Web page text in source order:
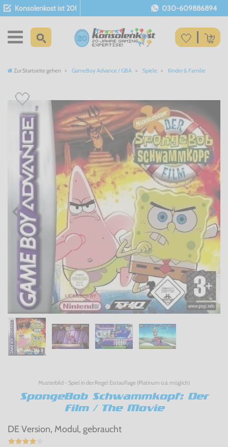
Konsolenkost ist 20! 030-609886894
Zur Startseite gehen GameBoy Advance / GBA Spiele Kinder & Familie
Musterbild - Spiel in der Regel Erstauflage (Platinum o.ä. möglich)
SpongeBob Schwammkopf: Der
Film / The Movie
DE Version, Modul, gebraucht